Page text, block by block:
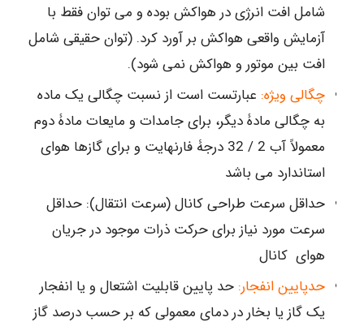
شامل افت انرژی در هواکش بوده و می توان فقط با
آزمایش واقعی هواکش بر آورد کرد. (توان حقیقی شامل
افت بین موتور و هواکش نمی شود).
چگالی ویژه: عبارتست است از نسبت چگالی یک ماده
به چگالی مادۀ دیگر، برای جامدات و مایعات مادۀ دوم
معمولاً آب 2 / 32 درجۀ فارنهایت و برای گازها هوای
استاندارد می باشد
حداقل سرعت طراحی کانال (سرعت انتقال): حداقل
سرعت مورد نیاز برای حرکت ذرات موجود در جریان
هوای کانال
حدپایین انفجار: حد پایین قابلیت اشتعال و یا انفجار
یک گاز یا بخار در دمای معمولی که بر حسب درصد گاز